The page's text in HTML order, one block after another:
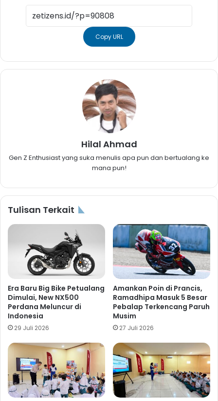
Copy URL
Hilal Ahmad
Gen Z Enthusiast yang suka menulis apa pun dan bertualang ke
mana pun!
Tulisan Terkait
Era Baru Big Bike Petualang
Dimulai, New NX500
Perdana Meluncur di
Indonesia
29 Juli 2026
Amankan Poin di Prancis,
Ramadhipa Masuk 5 Besar
Pebalap Terkencang Paruh
Musim
27 Juli 2026